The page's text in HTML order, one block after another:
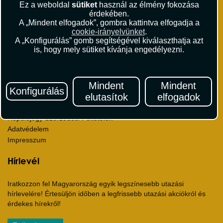
Ez a weboldal sütikethasznál az élmény fokozása
érdekében.
A „Mindent elfogadok”, gombra kattintva elfogadja a
cookie-irányelvünket.
A „Konfigurálás” gomb segítségével kiválaszthatja azt
is, hogy mely sütiket kívánja engedélyezni.
Konfigurálás
Mindent
elutasítok
Mindent
elfogadok
Sajtószoba
Viszonteladás
Pályázatok
Elismerések és díjak
Utazási Csomag Szerződési Feltételek
Útlemondás-biztosítás Szerződési Feltételek
Utasbiztosítás Szerződési Feltételek
Repülőjegy Szerződési Feltételek
Adatvédelem
Impresszum
Hírlevél
Iratkozzon fel Magyarország egyik legszínesebb utazási
hírlevelére! Értesüljön időben a legfrissebb utazási akciókról és
érdekes hírekről!